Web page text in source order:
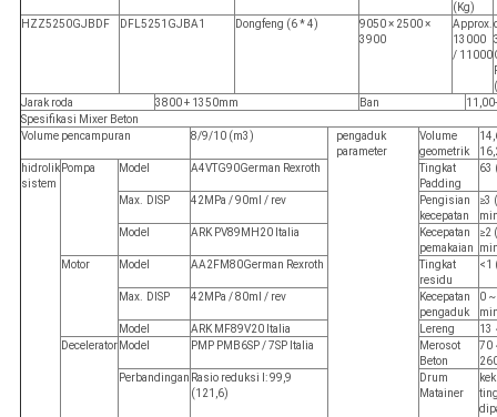
(Kg)
HZZ5250GJBDF DFL5251GJBA1 Dongfeng (6 * 4)
9050 × 2500 ×
3900
Approx.
13000
/ 11000
Jarak roda
3800 + 1350mm Ban
Spesifikasi Mixer Beton
Volume pencampuran
8/9/10 (m3)
pengaduk
parameter
Volume
geometrik
hidrolik
sistem
Pompa Model A4VTG90German Rexroth
Tingkat
Padding
63
Max. DISP 42MPa / 90ml / rev
Pengisian
kecepatan
≥3
Model
ARK PV89MH20 Italia
Kecepatan
pemakaian
≥2
Motor
Model AA2FM80German Rexroth
Tingkat
residu
<1
Max. DISP 42MPa / 80ml / rev
Kecepatan
pengaduk
0
Model
ARK MF89V20 Italia Lereng
13
Decelerator Model PMP PMB6SP / 7SP Italia
Merosot
Beton
70
Perbandingan Rasio reduksi I: 99,9
(121,6)
Drum
Matainer